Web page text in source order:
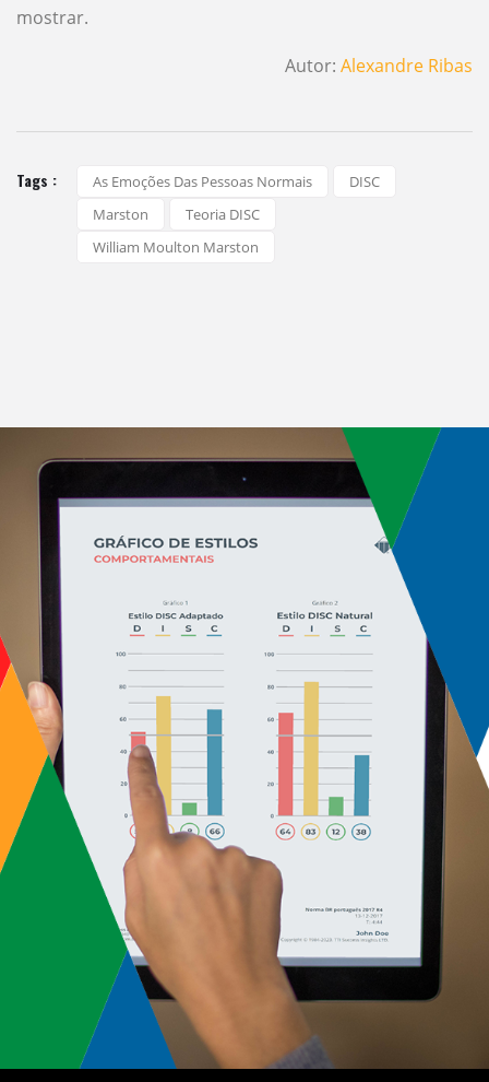
mostrar.
Autor: Alexandre Ribas
Tags : As Emoções Das Pessoas Normais
DISC
Marston
Teoria DISC
William Moulton Marston